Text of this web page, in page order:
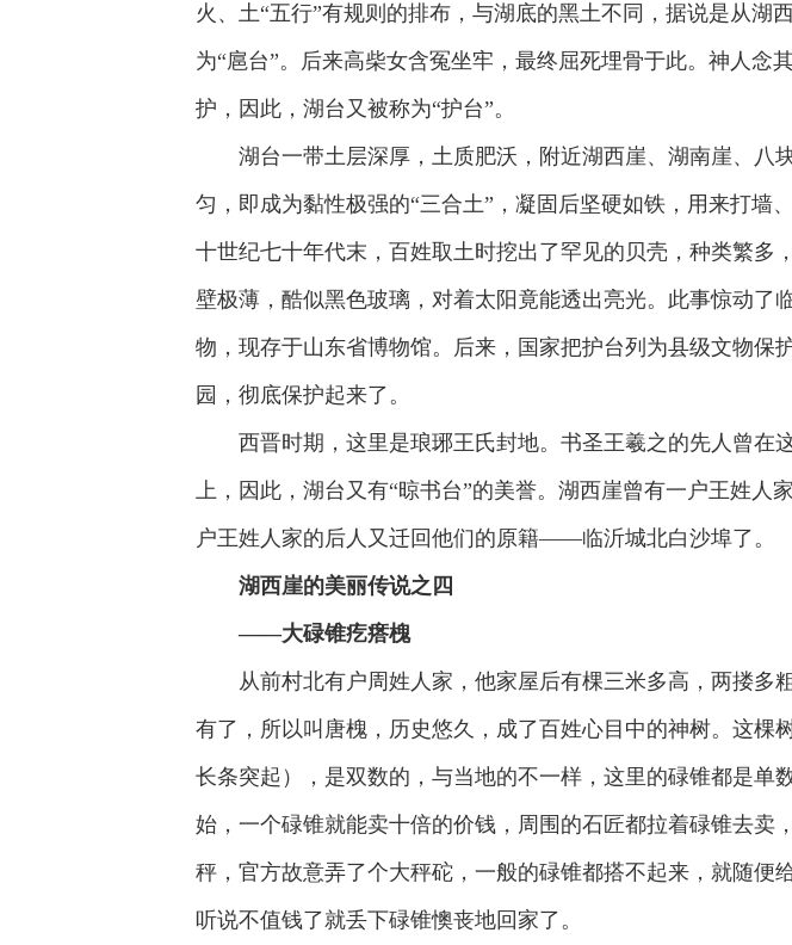
火、土“五行”有规则的排布，与湖底的黑土不同，据说是从
为“扈台”。后来高柴女含冤坐牢，最终屈死埋骨于此。神人
护，因此，湖台又被称为“护台”。
湖台一带土层深厚，土质肥沃，附近湖西崖、湖南崖、
匀，即成为黏性极强的“三合土”，凝固后坚硬如铁，用来打
十世纪七十年代末，百姓取土时挖出了罕见的贝壳，种类繁
壁极薄，酷似黑色玻璃，对着太阳竟能透出亮光。此事惊动
物，现存于山东省博物馆。后来，国家把护台列为县级文物
园，彻底保护起来了。
西晋时期，这里是琅琊王氏封地。书圣王羲之的先人曾在
上，因此，湖台又有“晾书台”的美誉。湖西崖曾有一户王姓人
户王姓人家的后人又迁回他们的原籍——临沂城北白沙埠了。
湖西崖的美丽传说之四
——大碌锥疙瘩槐
从前村北有户周姓人家，他家屋后有棵三米多高，两搂
有了，所以叫唐槐，历史悠久，成了百姓心目中的神树。这棵
长条突起），是双数的，与当地的不一样，这里的碌锥都是
始，一个碌锥就能卖十倍的价钱，周围的石匠都拉着碌锥去
秤，官方故意弄了个大秤砣，一般的碌锥都搭不起来，就随便
听说不值钱了就丢下碌锥懊丧地回家了。